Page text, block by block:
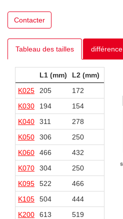
Contacter
Tableau des tailles différence
L1 (mm) L2 (mm)
K025
205 172
K030
194 154
K040
311 278
K050
306 250
K060
466 432
K070
304 250
K095
522 466
K105
504 444
K200
613 519